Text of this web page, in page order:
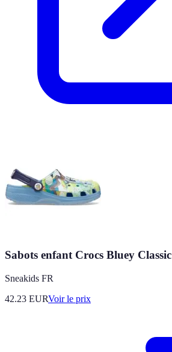
Sabots enfant Crocs Bluey Classic
Sneakids FR
42.23 EURVoir le prix